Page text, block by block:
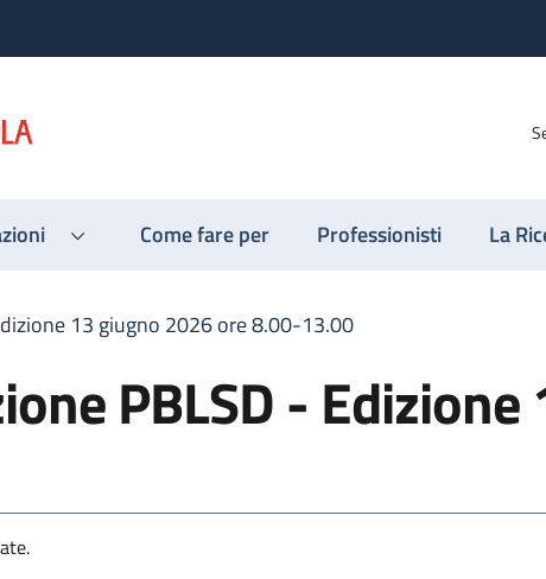
Come fare per Professionisti La
13 giugno 2026 ore 8.00-13.00
PBLSD -